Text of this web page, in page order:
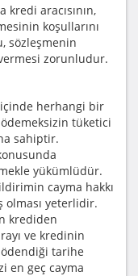
kredi aracısının,
koşullarını
sözleşmenin
zorunludur.
içinde herhangi bir
tüketici
sahiptir.
yükümlüdür.
cayma hakkı
yeterlidir.
krediden
ve kredinin
ödendiği tarihe
en geç cayma